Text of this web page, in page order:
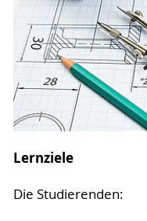
Lernziele
Die Studierenden: